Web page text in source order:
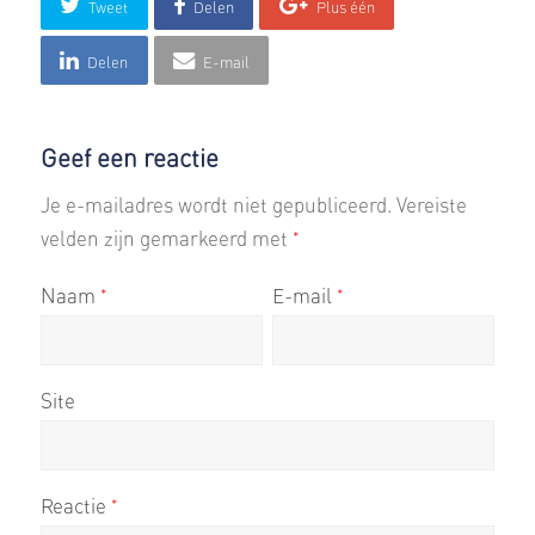
Tweet Delen Plus één
Delen E-mail
Geef een reactie
Je e-mailadres wordt niet gepubliceerd. Vereiste
velden zijn gemarkeerd met *
Naam * E-mail *
Site
Reactie *